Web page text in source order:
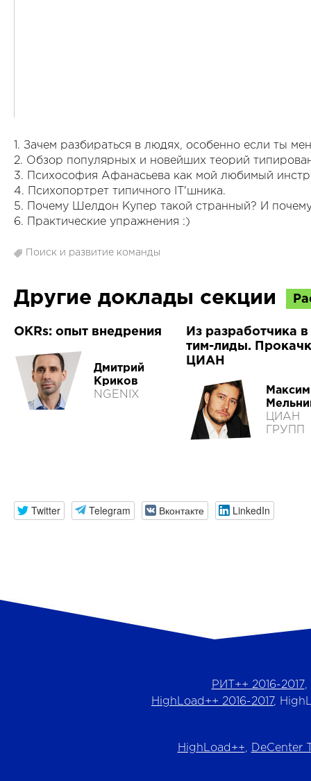
1. Зачем разбираться в людях, особенно если ты
2. Обзор популярных и новейших теорий
3. Психософия Афанасьева как мой любимый
4. Психопортрет типичного IT'шника.
5. Почему Шелдон Купер такой странный? И
6. Практические упражнения :)
Поиск и развитие команды
Другие доклады секции
OKRs: опыт внедрения
Дмитрий
Криков
NGENIX
Из разработчика в
тим-лиды.
ЦИАН
Максим
ЦИАН
ГРУПП
Twitter Telegram Вконтакте LinkedIn
РИТ++ 2016-2017,
HighLoad++ 2016-2017,
HighLoad++, DeCenter